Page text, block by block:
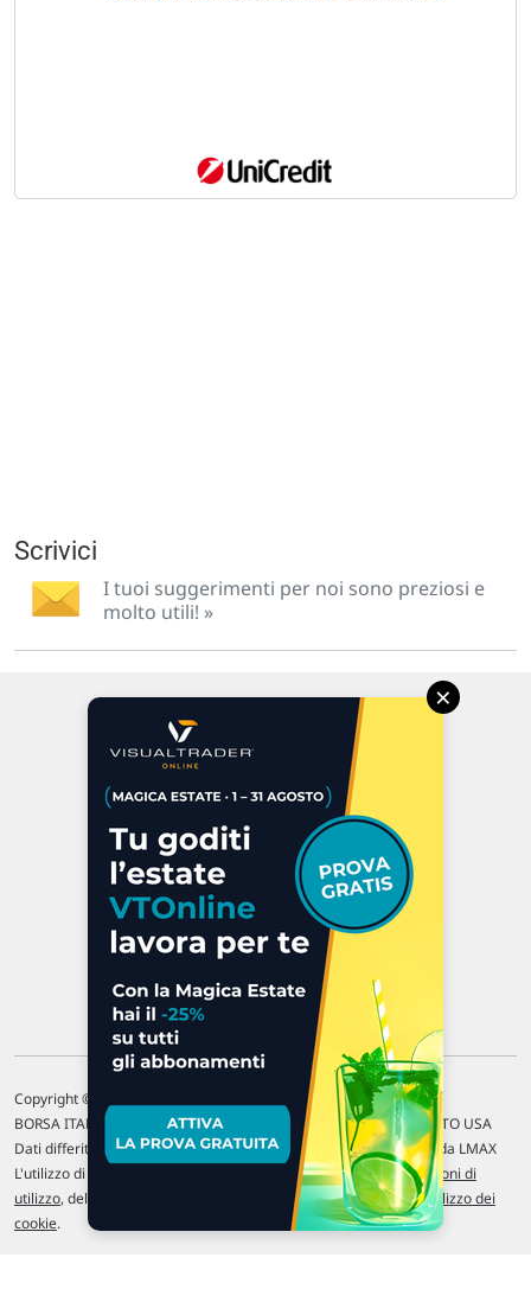
Scrivici
I tuoi suggerimenti per noi sono preziosi e
molto utili! »
Via Macanno, 38/A
P.IVA 02 452 460 401
Chi siamo
Commenti e segnalazioni
Contattaci
Copyright © 1996-2026 Traderlink Italia s.r.l.
BORSA ITALIANA Quotazioni di borsa differite di 15 min. / MERCATO USA
Dati differiti di 15 min. (fonte Intrinio) / FOREX Quotazioni fornite da LMAX
L'utilizzo di questo sito implica l'accettazione delle nostreCondizioni di
utilizzo, del Politiche sulla privacye dell'Utilizzo dei
cookie.
×